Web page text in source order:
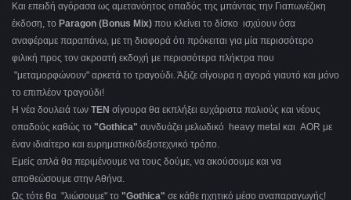
Και επειδή αγόρασα ως αμετανόητος οπαδός της μπάντας την Γιαπωνέζικη
έκδοση, το Paragon (Bonus Mix) που κλείνει το δίσκο ισχύουν όσα
αναφέραμε παραπάνω, με τη διαφορά ότι πρόκειται για μία περισσότερο
φιλική προς τον ακροατή εκδοχή με περισσότερα πλήκτρα που
"μεταμορφώνουν" αρκετά το τραγούδι. Άξιζε σίγουρα η αγορά γιαυτό και μόνο
το επιπλέον τραγούδι!
Η νέα δουλειά των TEN σίγουρα θα εκπλήξει ευχάριστα παλιούς και νέους
οπαδούς καθώς το "Gothica" συνδυάζει μελωδικό heavy metal και AOR με
έναν ιδιαίτερο και ευρηματικό/δεξιοτεχνικό τρόπο.
Εμείς απλά θα περιμένουμε να τους δούμε, να ακούσουμε και να
αποθεώσουμε στην Αθήνα.
Ως τότε θα "λιώσουμε" το "Gothica" σε κάθε ηχητικό μέσο αναπαραγωγής!